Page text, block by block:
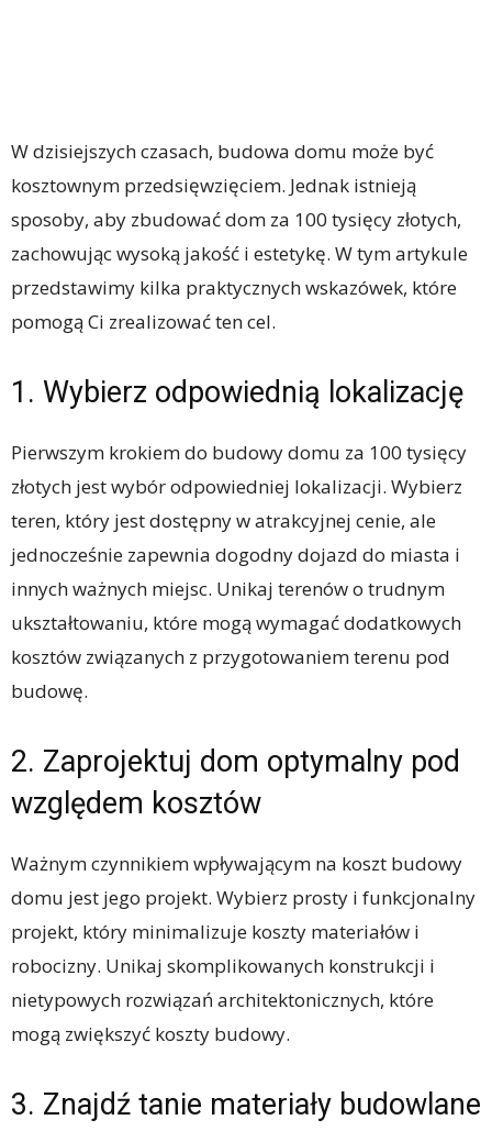
W dzisiejszych czasach, budowa domu może być
kosztownym przedsięwzięciem. Jednak istnieją
sposoby, aby zbudować dom za 100 tysięcy złotych,
zachowując wysoką jakość i estetykę. W tym artykule
przedstawimy kilka praktycznych wskazówek, które
pomogą Ci zrealizować ten cel.
1. Wybierz odpowiednią lokalizację
Pierwszym krokiem do budowy domu za 100 tysięcy
złotych jest wybór odpowiedniej lokalizacji. Wybierz
teren, który jest dostępny w atrakcyjnej cenie, ale
jednocześnie zapewnia dogodny dojazd do miasta i
innych ważnych miejsc. Unikaj terenów o trudnym
ukształtowaniu, które mogą wymagać dodatkowych
kosztów związanych z przygotowaniem terenu pod
budowę.
2. Zaprojektuj dom optymalny pod
względem kosztów
Ważnym czynnikiem wpływającym na koszt budowy
domu jest jego projekt. Wybierz prosty i funkcjonalny
projekt, który minimalizuje koszty materiałów i
robocizny. Unikaj skomplikowanych konstrukcji i
nietypowych rozwiązań architektonicznych, które
mogą zwiększyć koszty budowy.
3. Znajdź tanie materiały budowlane